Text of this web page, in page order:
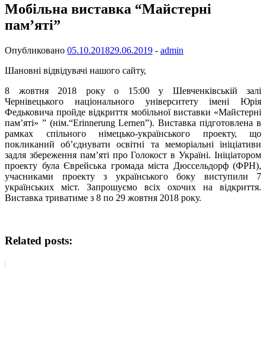
Мобільна виставка “Майстерні
пам’яті”
Опубликовано 05.10.201829.06.2019 - admin
Шановні відвідувачі нашого сайту,
8 жовтня 2018 року о 15:00 у Шевченківській залі
Чернівецького національного університету імені Юрія
Федьковича пройде відкриття мобільної виставки «Майстерні
пам’яті» ” (нім.“Erinnerung Lernen”). Виставка підготовлена в
рамках спільного німецько-українського проекту, що
покликаний об’єднувати освітні та меморіальні ініціативи
задля збереження пам’яті про Голокост в Україні. Ініціатором
проекту була Єврейська громада міста Дюссельдорф (ФРН),
учасниками проекту з українського боку виступили 7
українських міст. Запрошуємо всіх охочих на відкриття.
Виставка триватиме з 8 по 29 жовтня 2018 року.
Related posts: